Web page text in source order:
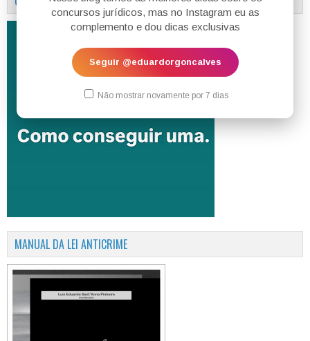
concursos jurídicos, mas no Instagram eu as
complemento e dou dicas exclusivas
Seguir @eduardorgoncalves
Não mostrar novamente por 7 dias
MANUAL DA LEI ANTICRIME